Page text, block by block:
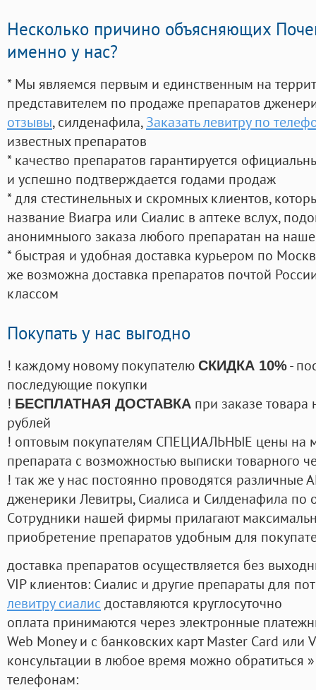
Несколько причино объясняющих
именно у нас?
* Мы являемся первым и единственным на
представителем по продаже препаратов
отзывы, силденафила, Заказать левитру по
известных препаратов
* качество препаратов гарантируется
и успешно подтверждается годами продаж
* для стестинельных и скромных клиентов,
название Виагра или Сиалис в аптеке вслух,
анонимныого заказа любого препаратан на
* быстрая и удобная доставка курьером по
же возможна доставка препаратов почтой
классом
Покупать у нас выгодно
! каждому новому покупателю СКИДКА 10%-
последующие покупки
! БЕСПЛАТНАЯ ДОСТАВКА при заказе
рублей
! оптовым покупателям СПЕЦИАЛЬНЫЕ цены на
препарата с возможностью выписки товарного
! так же у нас постоянно проводятся
дженерики Левитры, Сиалиса и Силденафила по
Cотрудники нашей фирмы прилагают
приобретение препаратов удобным для
доставка препаратов осуществляется без
VIP клиентов: Сиалис и другие препараты для
левитру сиалис доставляются круглосуточно
оплата принимаются через электронные
Web Money и с банковских карт Master Card или
консультации в любое время можно обратиться
телефонам: